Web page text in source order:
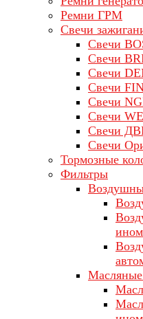
Ремни ГРМ
Свечи
Свечи
Свечи
Свечи
Свечи
Свечи
Свечи
Свечи
Свечи
Тормозные
Фильтры